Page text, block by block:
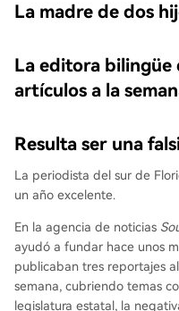
La madre de dos
La editora bilingüe
artículos a la
Resulta ser una
La periodista del sur de
un año excelente.
En la agencia de noticias
ayudó a fundar hace unos
publicaban tres reportajes
semana, cubriendo temas
legislatura estatal, la